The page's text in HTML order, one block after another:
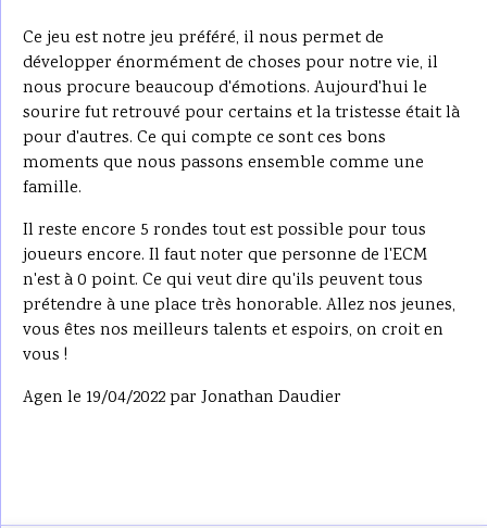
Ce jeu est notre jeu préféré, il nous permet de
développer énormément de choses pour notre vie, il
nous procure beaucoup d'émotions. Aujourd'hui le
sourire fut retrouvé pour certains et la tristesse était là
pour d'autres. Ce qui compte ce sont ces bons
moments que nous passons ensemble comme une
famille.
Il reste encore 5 rondes tout est possible pour tous
joueurs encore. Il faut noter que personne de l'ECM
n'est à 0 point. Ce qui veut dire qu'ils peuvent tous
prétendre à une place très honorable. Allez nos jeunes,
vous êtes nos meilleurs talents et espoirs, on croit en
vous !
Agen le 19/04/2022 par Jonathan Daudier